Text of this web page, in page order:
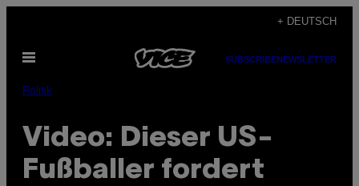
content
+ DEUTSCH
Open
SUBSCRIBENEWSLETTER
Politik
Video: Dieser US-
Fußballer fordert